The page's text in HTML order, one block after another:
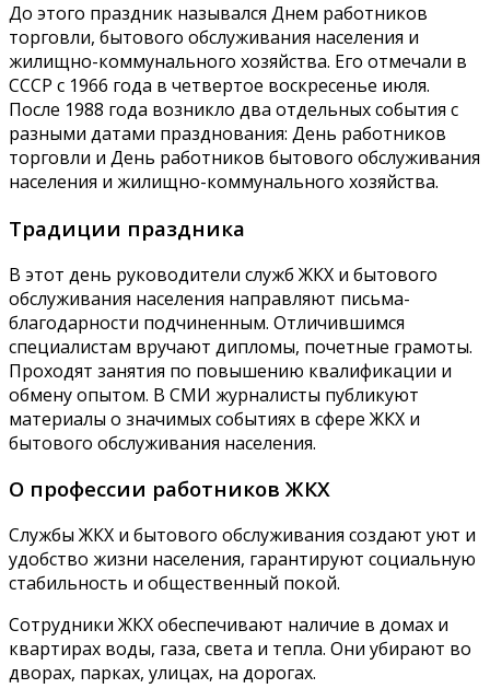
До этого праздник назывался Днем работников
торговли, бытового обслуживания населения и
жилищно-коммунального хозяйства. Его отмечали в
СССР с 1966 года в четвертое воскресенье июля.
После 1988 года возникло два отдельных события с
разными датами празднования: День работников
торговли и День работников бытового обслуживания
населения и жилищно-коммунального хозяйства.
Традиции праздника
В этот день руководители служб ЖКХ и бытового
обслуживания населения направляют письма-
благодарности подчиненным. Отличившимся
специалистам вручают дипломы, почетные грамоты.
Проходят занятия по повышению квалификации и
обмену опытом. В СМИ журналисты публикуют
материалы о значимых событиях в сфере ЖКХ и
бытового обслуживания населения.
О профессии работников ЖКХ
Службы ЖКХ и бытового обслуживания создают уют и
удобство жизни населения, гарантируют социальную
стабильность и общественный покой.
Сотрудники ЖКХ обеспечивают наличие в домах и
квартирах воды, газа, света и тепла. Они убирают во
дворах, парках, улицах, на дорогах.